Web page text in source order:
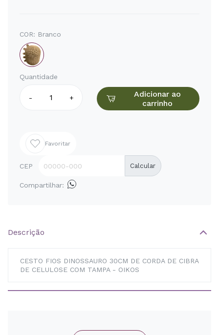
COR: Branco
Quantidade
- +
Adicionar ao
carrinho
Favoritar
CEP Calcular
Compartilhar:
Descrição
CESTO FIOS DINOSSAURO 30CM DE CORDA DE CIBRA
DE CELULOSE COM TAMPA - OIKOS